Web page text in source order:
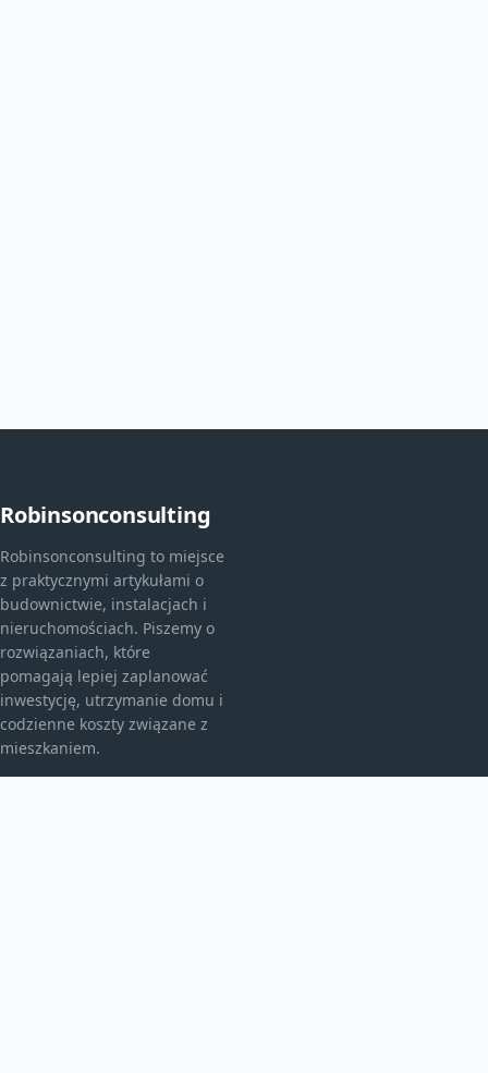
Robinsonconsulting
Robinsonconsulting to miejsce
z praktycznymi artykułami o
budownictwie, instalacjach i
nieruchomościach. Piszemy o
rozwiązaniach, które
pomagają lepiej zaplanować
inwestycję, utrzymanie domu i
codzienne koszty związane z
mieszkaniem.